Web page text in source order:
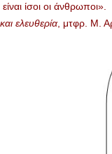
ίσοι οι άνθρωποι».
ελευθερία , μτφρ. Μ.